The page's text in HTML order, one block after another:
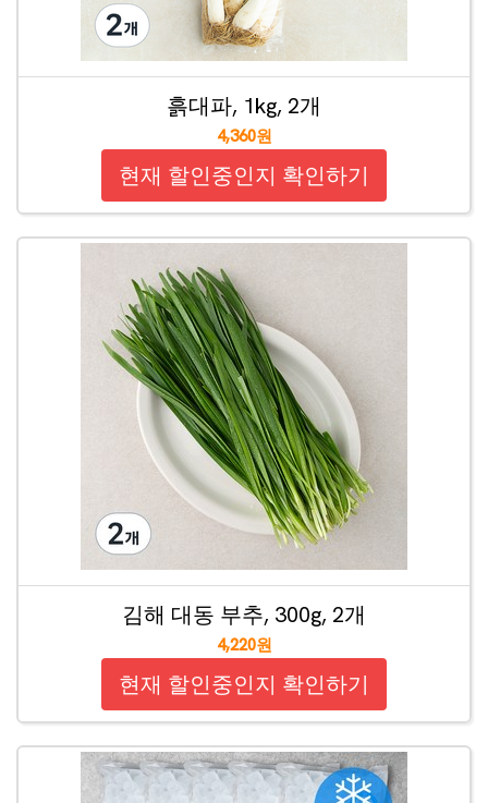
흙대파, 1kg, 2개
4,360원
현재 할인중인지 확인하기
김해 대동 부추, 300g, 2개
4,220원
현재 할인중인지 확인하기